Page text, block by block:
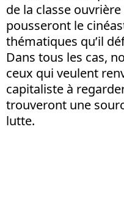
de la classe
pousseront le
thématiques qu’il
Dans tous les cas,
ceux qui veulent
capitaliste à
trouveront une
lutte.